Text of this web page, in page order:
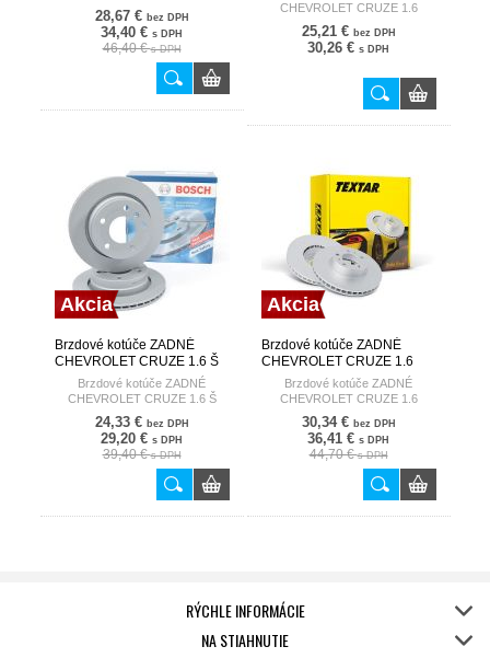
28,67 € bez DPH
34,40 € s DPH
46,40 €s DPH
CHEVROLET CRUZE 1.6
25,21 € bez DPH
30,26 € s DPH
Akcia
Brzdové kotúče ZADNÉ
CHEVROLET CRUZE 1.6 Š
BOSCH
Brzdové kotúče ZADNÉ
CHEVROLET CRUZE 1.6 Š
24,33 € bez DPH
29,20 € s DPH
39,40 €s DPH
Akcia
Brzdové kotúče ZADNÉ
CHEVROLET CRUZE 1.6
TEXTAR
Brzdové kotúče ZADNÉ
CHEVROLET CRUZE 1.6
30,34 € bez DPH
36,41 € s DPH
44,70 €s DPH
RÝCHLE INFORMÁCIE
NA STIAHNUTIE